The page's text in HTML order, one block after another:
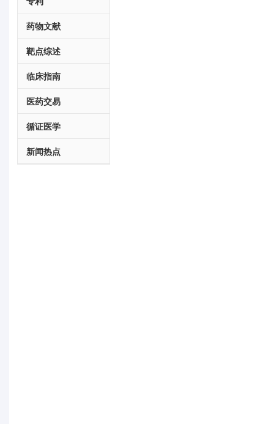
药物文献
靶点综述
临床指南
医药交易
循证医学
新闻热点